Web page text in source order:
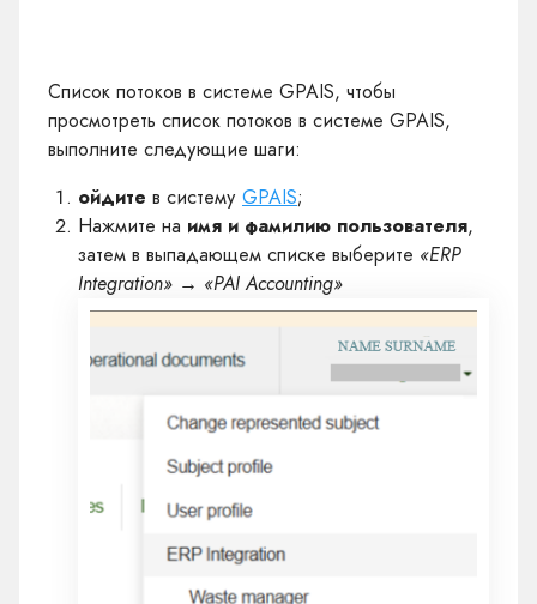
Список потоков в системе GPAIS, чтобы
просмотреть список потоков в системе GPAIS,
выполните следующие шаги:
ойдите в систему GPAIS;
Нажмите на имя и фамилию пользователя,
затем в выпадающем списке выберите «ERP
Integration» → «PAI Accounting»